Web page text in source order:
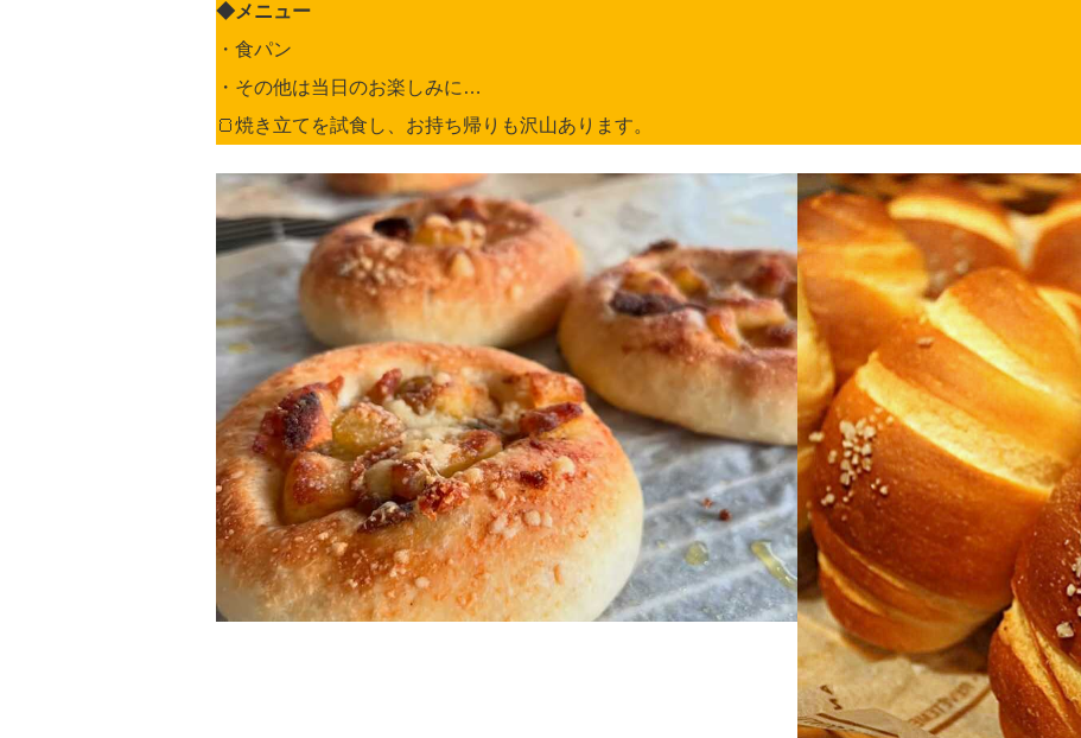
◆メニュー
・食パン
・その他は当日のお楽しみに…
🍞焼き立てを試食し、お持ち帰りも沢山あります。